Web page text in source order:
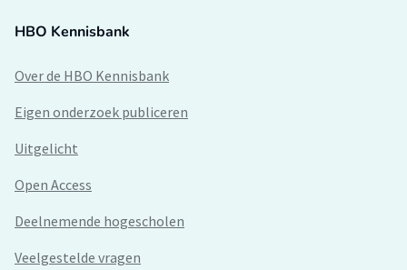
HBO Kennisbank
Over de HBO Kennisbank
Eigen onderzoek publiceren
Uitgelicht
Open Access
Deelnemende hogescholen
Veelgestelde vragen